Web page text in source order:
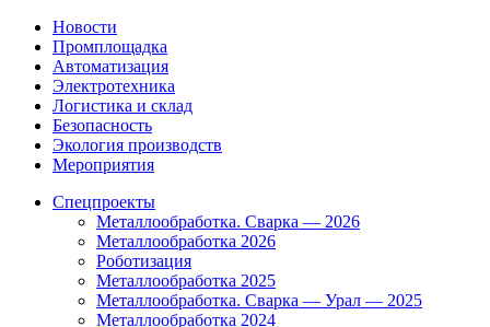
Новости
Промплощадка
Автоматизация
Электротехника
Логистика и склад
Безопасность
Экология производств
Мероприятия
Спецпроекты
Металлообработка. Сварка — 2026
Металлообработка 2026
Роботизация
Металлообработка 2025
Металлообработка. Сварка — Урал — 2025
Металлообработка 2024